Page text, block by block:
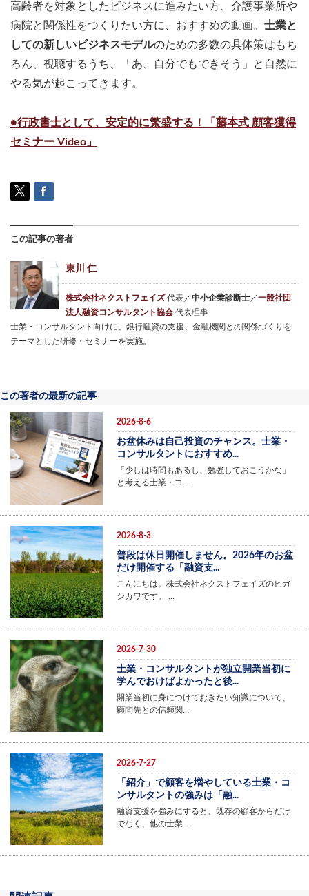
高齢者を対象としたビジネスに進みたい方、介護事業所や
病院と関係性をつくりたい方に、おすすめの動画。 士業と
しての新しいビジネスモデルのための多数の具体策はもち
ろん、視聴するうち、「あ、自分でもできそう」と自然に
やる気が起こってきます。
●行政書士として、安定的に繁盛する！「藤本式 顧客獲得
セミナー Video」
この記事の著者
東川 仁
株式会社ネクストフェイズ 代表／中小企業診断士 ／一般社団
法人融資コンサルタント協会 代表理事
士業・コンサルタント向けに、銀行融資の支援、金融機関との関係づくりを
テーマとした研修・セミナーを実施。
この著者の最新の記事
2026-8-6
お盆休みは自己投資のチャンス。士業・
コンサルタントにおすすめ...
「少しは時間もあるし、勉強しておこうかな」
と考える士業・コ…
2026-8-3
普段は休日開催しません。2026年のお盆
だけ開催する「融資支...
こんにちは。株式会社ネクストフェイズのヒガ
シカワです。 …
2026-7-30
士業・コンサルタントが独立開業当初に
学んでおけばよかったと後...
開業当初に身につけておきたい知識について、
顧問先との信頼関…
2026-7-27
「紹介」で顧客を増やしている士業・コ
ンサルタントの強みは「融...
融資支援を強みにすると、既存の顧客からだけ
でなく、他の士業…